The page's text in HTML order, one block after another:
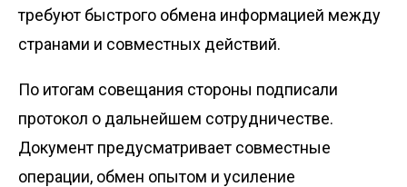
требуют быстрого обмена информацией между
странами и совместных действий.
По итогам совещания стороны подписали
протокол о дальнейшем сотрудничестве.
Документ предусматривает совместные
операции, обмен опытом и усиление